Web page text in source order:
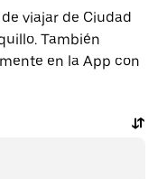
viajar de Ciudad
También
en la App con